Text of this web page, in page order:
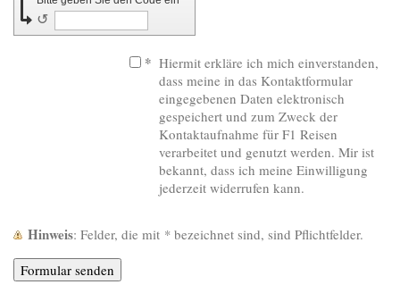
↺
* Hiermit erkläre ich mich einverstanden,
dass meine in das Kontaktformular
eingegebenen Daten elektronisch
gespeichert und zum Zweck der
Kontaktaufnahme für F1 Reisen
verarbeitet und genutzt werden. Mir ist
bekannt, dass ich meine Einwilligung
jederzeit widerrufen kann.
Hinweis : Felder, die mit * bezeichnet sind, sind Pflichtfelder.